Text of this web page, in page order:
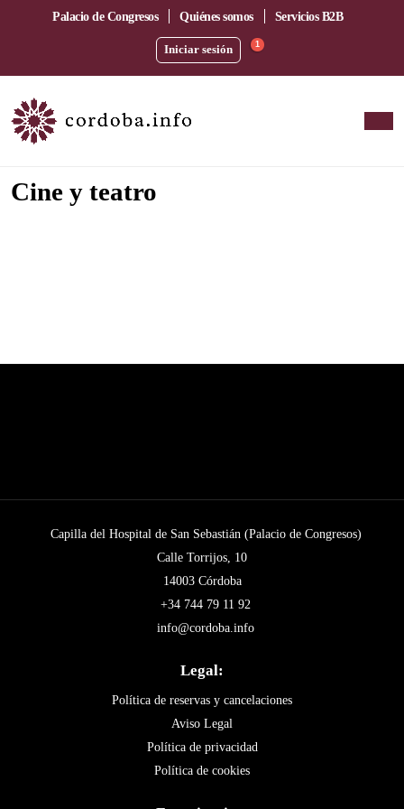
Palacio de Congresos Quiénes somos Servicios B2B
Iniciar sesión 1
Cine y teatro
Capilla del Hospital de San Sebastián (Palacio de Congresos)
Calle Torrijos, 10
14003 Córdoba
+34 744 79 11 92
info@cordoba.info
Legal:
Política de reservas y cancelaciones
Aviso Legal
Política de privacidad
Política de cookies